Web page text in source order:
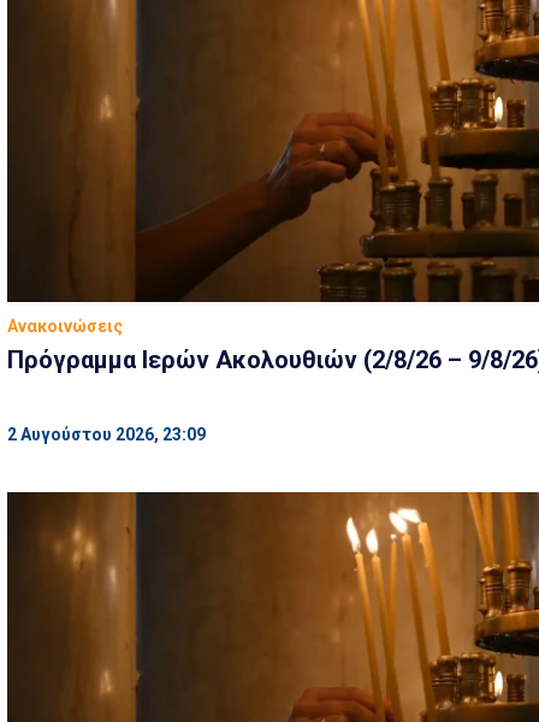
Ανακοινώσεις
Πρόγραμμα Ιερών Ακολουθιών (2/8/26 – 9/8/
2 Αυγούστου 2026, 23:09